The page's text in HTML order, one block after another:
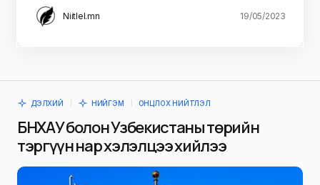
Niitlel.mn 19/05/2023
ДЭЛХИЙ НИЙГЭМ ОНЦЛОХ НИЙТЛЭЛ
БНХАУ болон Узбекистаны төрийн
тэргүүн нар хэлэлцээ хийлээ